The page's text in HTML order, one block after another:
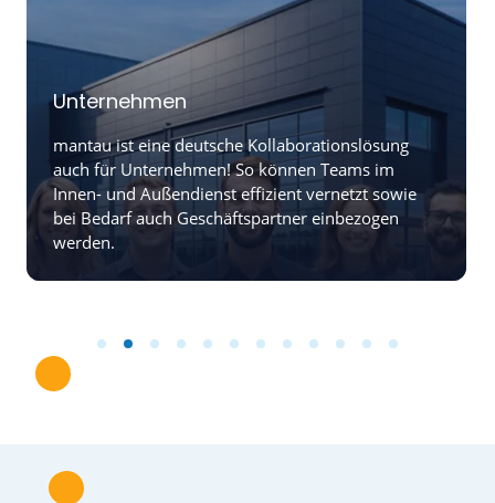
Unternehmen
mantau ist eine deutsche Kollaborationslösung
auch für Unternehmen! So können Teams im
Innen- und Außendienst effizient vernetzt sowie
bei Bedarf auch Geschäftspartner einbezogen
werden.